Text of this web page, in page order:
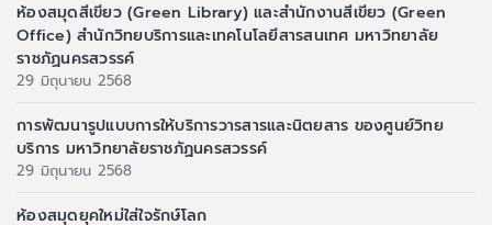
ห้องสมุดสีเขียว (Green Library) และสำนักงานสีเขียว (Green
Office) สำนักวิทยบริการและเทคโนโลยีสารสนเทศ มหาวิทยาลัย
ราชภัฏนครสวรรค์
29 มิถุนายน 2568
การพัฒนารูปแบบการให้บริการวารสารและนิตยสาร ของศูนย์วิทย
บริการ มหาวิทยาลัยราชภัฏนครสวรรค์
29 มิถุนายน 2568
ห้องสมุดยุคใหม่ใส่ใจรักษ์โลก